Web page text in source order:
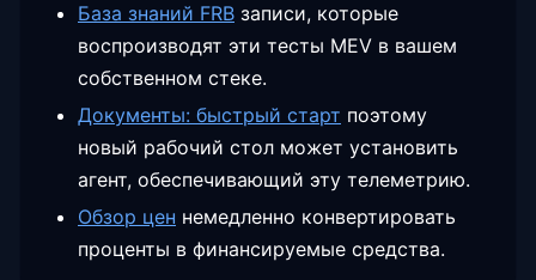
База знаний FRB записи, которые
воспроизводят эти тесты MEV в вашем
собственном стеке.
Документы: быстрый старт поэтому
новый рабочий стол может установить
агент, обеспечивающий эту телеметрию.
Обзор цен немедленно конвертировать
проценты в финансируемые средства.